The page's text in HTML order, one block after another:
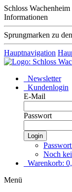
Schloss
Informationen
Sprungmarken zu
Hauptnavigation
Newsletter
Kundenlogin
E-Mail
Passwort
Login
Noch
Warenkorb:
Menü